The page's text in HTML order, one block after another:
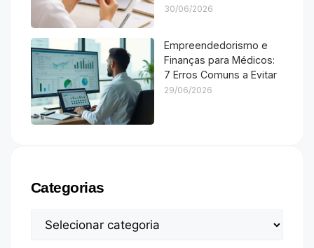
30/06/2026
Empreendedorismo e
Finanças para Médicos:
7 Erros Comuns a Evitar
29/06/2026
Categorias